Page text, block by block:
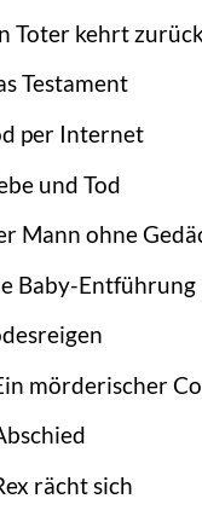
Toter kehrt
Testament
per Internet
und Tod
Mann ohne
Baby-Entführung
mörderischer
rächt sich